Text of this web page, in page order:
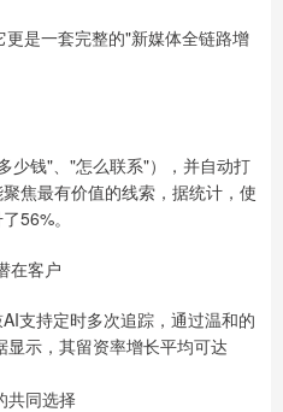
是一套完整的"新媒体全链路增
少钱"、"怎么联系"），并自动打
焦最有价值的线索，据统计，使
56%。
在客户
支持定时多次追踪，通过温和的
示，其留资率增长平均可达
共同选择